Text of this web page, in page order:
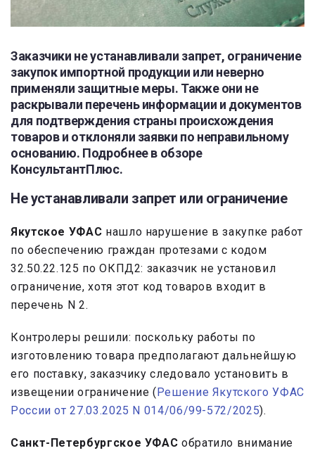
Заказчики не устанавливали запрет, ограничение
закупок импортной продукции или неверно
применяли защитные меры. Также они не
раскрывали перечень информации и документов
для подтверждения страны происхождения
товаров и отклоняли заявки по неправильному
основанию. Подробнее в обзоре
КонсультантПлюс.
Не устанавливали запрет или ограничение
Якутское УФАС нашло нарушение в закупке работ
по обеспечению граждан протезами с кодом
32.50.22.125 по ОКПД2: заказчик не установил
ограничение, хотя этот код товаров входит в
перечень N 2.
Контролеры решили: поскольку работы по
изготовлению товара предполагают дальнейшую
его поставку, заказчику следовало установить в
извещении ограничение (Решение Якутского УФАС
России от 27.03.2025 N 014/06/99-572/2025).
Санкт-Петербургское УФАС обратило внимание